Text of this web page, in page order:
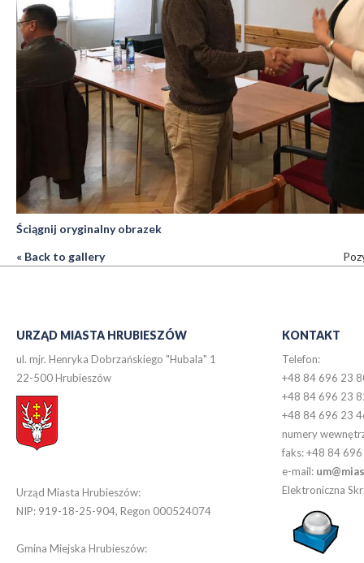
Ściągnij oryginalny obrazek
« Back to gallery
URZĄD MIASTA HRUBIESZÓW
ul. mjr. Henryka Dobrzańskiego "Hubala" 1
22-500 Hrubieszów
Urząd Miasta Hrubieszów:
NIP: 919-18-25-904, Regon 000524074
Gmina Miejska Hrubieszów:
KONTAKT
Telefon:
+48 84 696 23
+48 84 696 23
+48 84 696 23
numery
faks: +48 84
e-mail:
Elektroniczna